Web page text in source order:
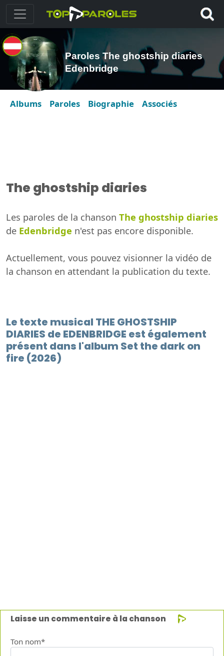
Paroles The ghostship diaries
Edenbridge
Albums Paroles Biographie Associés
The ghostship diaries
Les paroles de la chanson The ghostship diaries
de Edenbridge n'est pas encore disponible.
Actuellement, vous pouvez visionner la vidéo de
la chanson en attendant la publication du texte.
Le texte musical THE GHOSTSHIP
DIARIES de EDENBRIDGE est également
présent dans l'album Set the dark on
fire (2026)
Laisse un commentaire à la chanson
Ton nom*